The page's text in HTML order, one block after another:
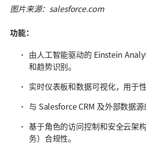
图片来源：salesforce.com
功能：
由人工智能驱动的 Einstein
和趋势识别。
实时仪表板和数据可视化，用于
与 Salesforce CRM 及外部数据源
基于角色的访问控制和安全云架
务）合规性。